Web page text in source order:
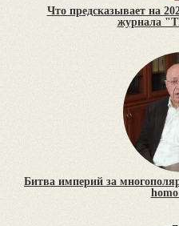
Что предсказывает на
журнала
Битва империй за